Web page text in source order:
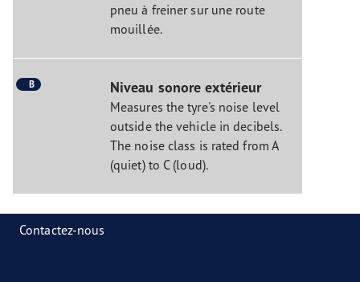
pneu à freiner sur une route
mouillée.
B Niveau sonore extérieur
Measures the tyre's noise level
outside the vehicle in decibels.
The noise class is rated from A
(quiet) to C (loud).
Contactez-nous